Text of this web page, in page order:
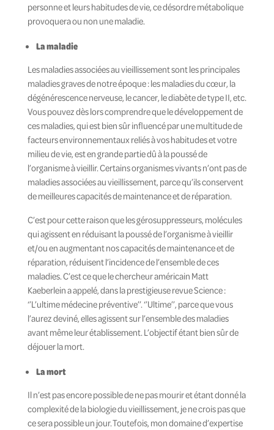
personne et leurs habitudes de vie, ce désordre métabolique
provoquera ou non une maladie.
La maladie
Les maladies associées au vieillissement sont les principales
maladies graves de notre époque : les maladies du cœur, la
dégénérescence nerveuse, le cancer, le diabète de type II, etc.
Vous pouvez dès lors comprendre que le développement de
ces maladies, qui est bien sûr influencé par une multitude de
facteurs environnementaux reliés à vos habitudes et votre
milieu de vie, est en grande partie dû à la poussé de
l’organisme à vieillir. Certains organismes vivants n’ont pas de
maladies associées au vieillissement, parce qu’ils conservent
de meilleures capacités de maintenance et de réparation.
C’est pour cette raison que les gérosuppresseurs, molécules
qui agissent en réduisant la poussé de l’organisme à vieillir
et/ou en augmentant nos capacités de maintenance et de
réparation, réduisent l’incidence de l’ensemble de ces
maladies. C’est ce que le chercheur américain Matt
Kaeberlein a appelé, dans la prestigieuse revue Science :
‘’L’ultime médecine préventive’’. ‘’Ultime’’, parce que vous
l’aurez deviné, elles agissent sur l’ensemble des maladies
avant même leur établissement. L’objectif étant bien sûr de
déjouer la mort.
La mort
Il n’est pas encore possible de ne pas mourir et étant donné la
complexité de la biologie du vieillissement, je ne crois pas que
ce sera possible un jour. Toutefois, mon domaine d’expertise